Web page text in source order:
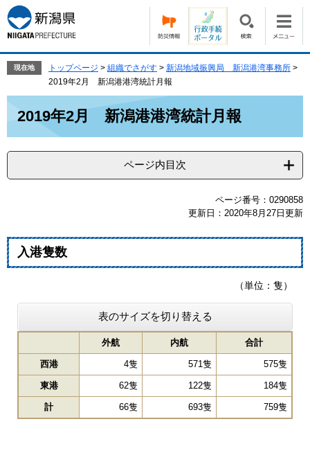
ー
ジ
の
で
ニ
ュ
ー
ば
本
文
現在地 トップページ > 組織でさがす > 新潟地域振興局 新潟港湾事務所 >
2019年2月 新潟港港湾統計月報
2019年2月 新潟港港湾統計月報
ページ内目次
ページ番号：0290858
更新日：2020年8月27日更新
入港隻数
（単位：隻）
表のサイズを切り替える
外航 内航 合計
西港 4隻 571隻 575隻
東港 62隻 122隻 184隻
計 66隻 693隻 759隻